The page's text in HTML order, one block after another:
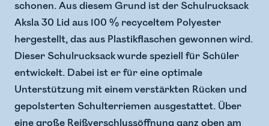
schonen. Aus diesem Grund ist der Schulrucksack
Aksla 30 Lid aus 100 % recyceltem Polyester
hergestellt, das aus Plastikflaschen gewonnen wird.
Dieser Schulrucksack wurde speziell für Schüler
entwickelt. Dabei ist er für eine optimale
Unterstützung mit einem verstärkten Rücken und
gepolsterten Schulterriemen ausgestattet. Über
eine große Reißverschlussöffnung ganz oben am